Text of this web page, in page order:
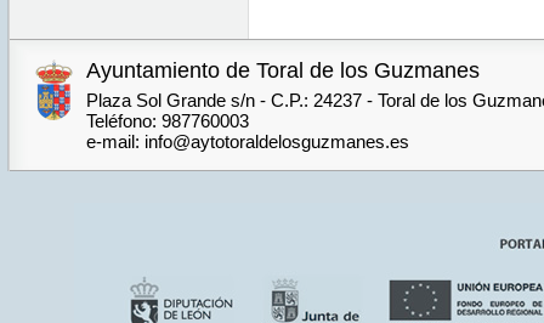
Ayuntamiento de Toral de los Guzmanes
Plaza Sol Grande s/n - C.P.: 24237 - Toral de los
Teléfono: 987760003
e-mail: info@aytotoraldelosguzmanes.es